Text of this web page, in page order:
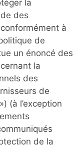
la
des
à
de
un énoncé des
la
des
de
(à l’exception
de la